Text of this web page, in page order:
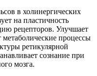
в холинергических
на пластичность
рецепторов. Улучшает
процессы
ретикулярной
сознание при
мозга.